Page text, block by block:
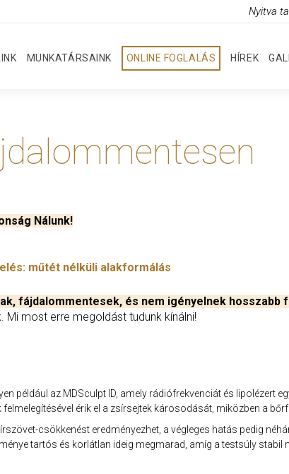
Nyitva
MUNKATÁRSAINK ONLINE FOGLALÁS HÍREK
Nálunk!
műtét nélküli alakformálás
fájdalommentesek, és nem igényelnek hosszabb
Mi most erre megoldást tudunk kínálni!
például az MDSculpt ID, amely rádiófrekvenciát és lipolézert
érik el a zsírsejtek károsodását, miközben a
csökkenést eredményezhet, a végleges hatás pedig
tartós és korlátlan ideig megmarad, amíg a testsúly stabil